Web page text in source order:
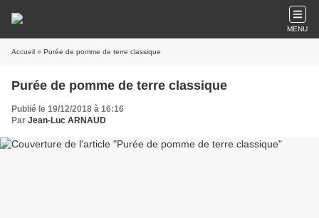
MENU
Accueil » Purée de pomme de terre classique
Purée de pomme de terre classique
Publié le 19/12/2018 à 16:16
Par Jean-Luc ARNAUD